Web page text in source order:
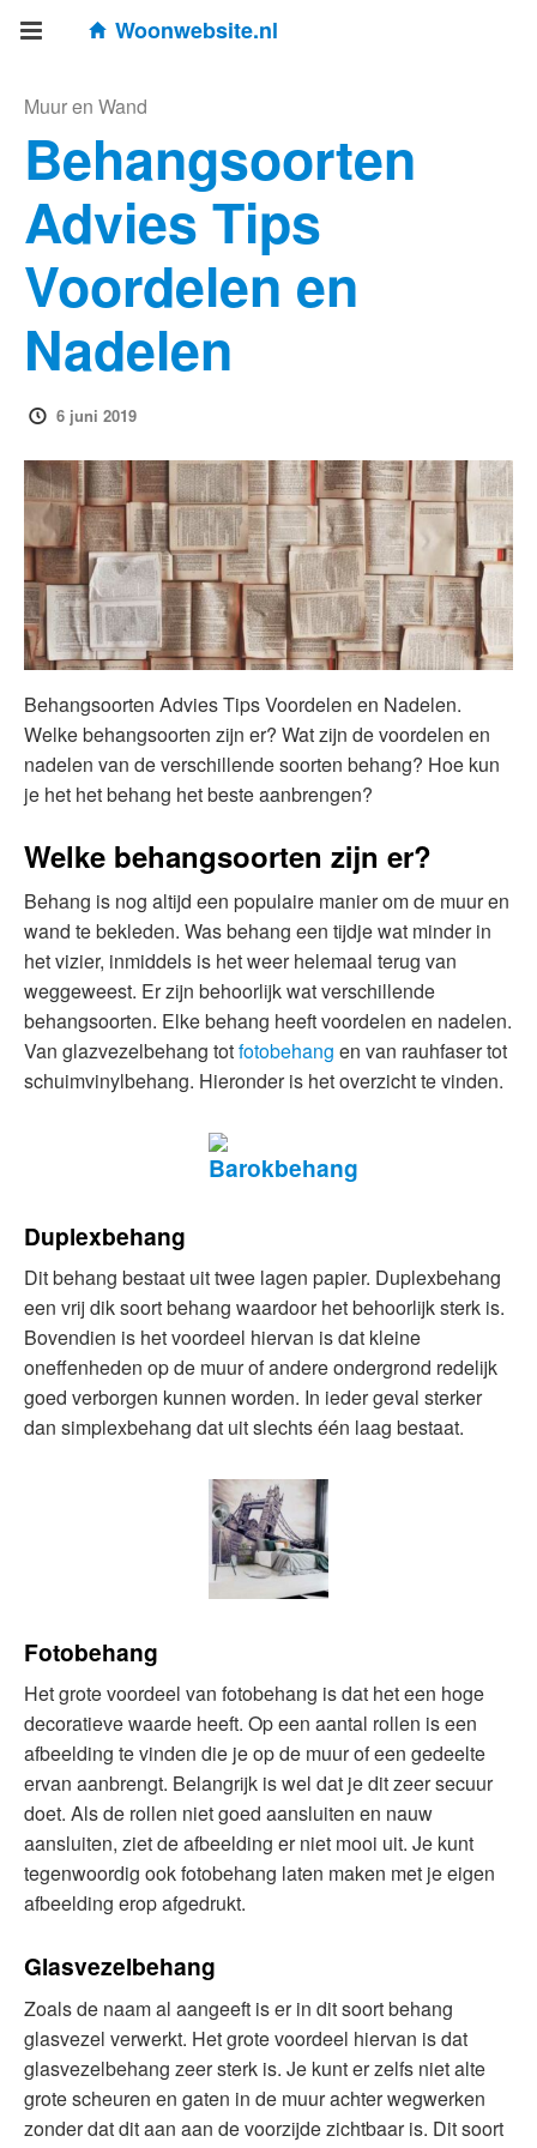
Woonwebsite.nl
Muur en Wand
Behangsoorten
Advies Tips
Voordelen en
Nadelen
6 juni 2019
Behangsoorten Advies Tips Voordelen en Nadelen.
Welke behangsoorten zijn er? Wat zijn de voordelen en
nadelen van de verschillende soorten behang? Hoe kun
je het het behang het beste aanbrengen?
Welke behangsoorten zijn er?
Behang is nog altijd een populaire manier om de muur en
wand te bekleden. Was behang een tijdje wat minder in
het vizier, inmiddels is het weer helemaal terug van
weggeweest. Er zijn behoorlijk wat verschillende
behangsoorten. Elke behang heeft voordelen en nadelen.
Van glazvezelbehang totfotobehang en van rauhfaser tot
schuimvinylbehang. Hieronder is het overzicht te vinden.
Duplexbehang
Dit behang bestaat uit twee lagen papier. Duplexbehang
een vrij dik soort behang waardoor het behoorlijk sterk is.
Bovendien is het voordeel hiervan is dat kleine
oneffenheden op de muur of andere ondergrond redelijk
goed verborgen kunnen worden. In ieder geval sterker
dan simplexbehang dat uit slechts één laag bestaat.
Fotobehang
Het grote voordeel van fotobehang is dat het een hoge
decoratieve waarde heeft. Op een aantal rollen is een
afbeelding te vinden die je op de muur of een gedeelte
ervan aanbrengt. Belangrijk is wel dat je dit zeer secuur
doet. Als de rollen niet goed aansluiten en nauw
aansluiten, ziet de afbeelding er niet mooi uit. Je kunt
tegenwoordig ook fotobehang laten maken met je eigen
afbeelding erop afgedrukt.
Glasvezelbehang
Zoals de naam al aangeeft is er in dit soort behang
glasvezel verwerkt. Het grote voordeel hiervan is dat
glasvezelbehang zeer sterk is. Je kunt er zelfs niet alte
grote scheuren en gaten in de muur achter wegwerken
zonder dat dit aan aan de voorzijde zichtbaar is. Dit soort